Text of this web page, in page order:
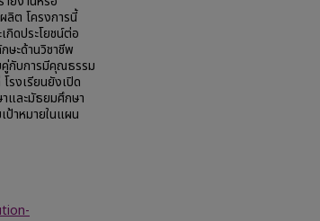
ลิต โครงการนี้
กิดประโยชน์ต่อ
ษะด้านวิชาชีพ
คู่กับการมีคุณธรรม
รงเรียนยังเปิด
และมัธยมศึกษา
ป้าหมายในแผน